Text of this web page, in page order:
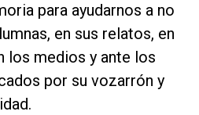
para ayudarnos a no
en sus relatos, en
los medios y ante los
por su vozarrón y